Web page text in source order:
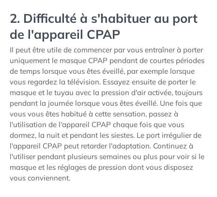
2. Difficulté à s'habituer au port
de l'appareil CPAP
Il peut être utile de commencer par vous entraîner à porter
uniquement le masque CPAP pendant de courtes périodes
de temps lorsque vous êtes éveillé, par exemple lorsque
vous regardez la télévision. Essayez ensuite de porter le
masque et le tuyau avec la pression d'air activée, toujours
pendant la journée lorsque vous êtes éveillé. Une fois que
vous vous êtes habitué à cette sensation, passez à
l'utilisation de l'appareil CPAP chaque fois que vous
dormez, la nuit et pendant les siestes. Le port irrégulier de
l'appareil CPAP peut retarder l'adaptation. Continuez à
l'utiliser pendant plusieurs semaines ou plus pour voir si le
masque et les réglages de pression dont vous disposez
vous conviennent.